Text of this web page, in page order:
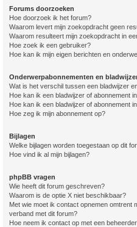
Forums doorzoeken
Hoe doorzoek ik het forum?
Waarom levert mijn zoekopdracht geen
Waarom resulteert mijn zoekopdracht in
Hoe zoek ik een gebruiker?
Hoe kan ik mijn eigen berichten en
Onderwerpabonnementen en
Wat is het verschil tussen een bladwijzer
Hoe kan ik een bladwijzer of abonnement
Hoe kan ik een bladwijzer of abonnement
Hoe zeg ik mijn abonnement op?
Bijlagen
Welke bijlagen worden toegestaan op dit
Hoe vind ik al mijn bijlagen?
phpBB vragen
Wie heeft dit forum geschreven?
Waarom is de optie X niet beschikbaar?
Met wie moet ik contact opnemen omtrent
verband met dit forum?
Hoe neem ik contact op met een